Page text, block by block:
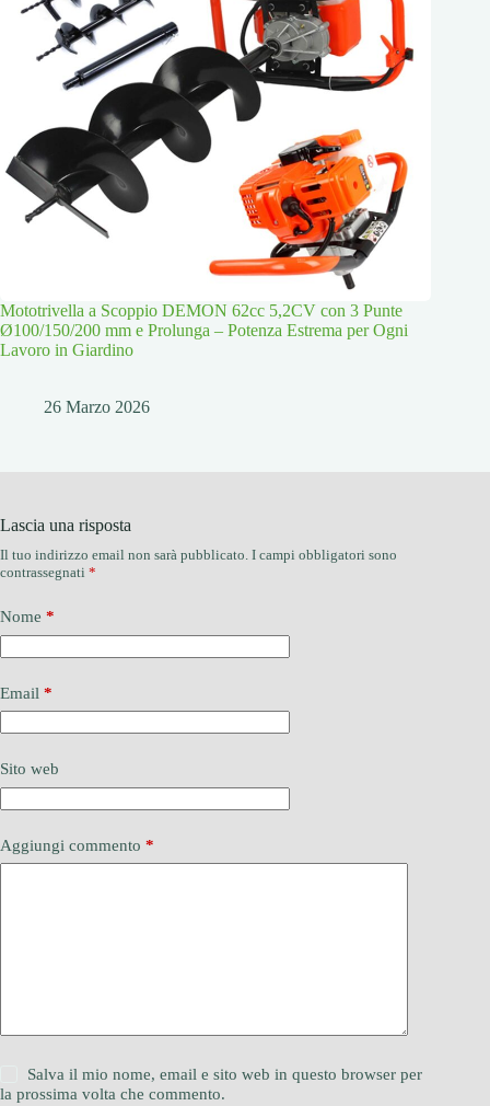
Mototrivella a Scoppio DEMON 62cc 5,2CV con 3 Punte
Ø100/150/200 mm e Prolunga – Potenza Estrema per Ogni
Lavoro in Giardino
26 Marzo 2026
Lascia una risposta
Il tuo indirizzo email non sarà pubblicato. I campi obbligatori sono
contrassegnati *
Nome *
Email *
Sito web
Aggiungi commento *
Salva il mio nome, email e sito web in questo browser per
la prossima volta che commento.